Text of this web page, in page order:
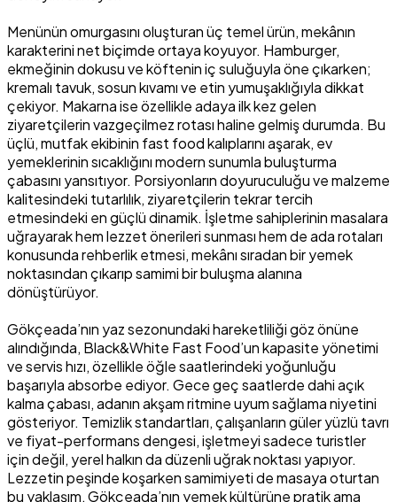
Menünün omurgasını oluşturan üç temel ürün, mekânın
karakterini net biçimde ortaya koyuyor. Hamburger,
ekmeğinin dokusu ve köftenin iç suluğuyla öne çıkarken;
kremalı tavuk, sosun kıvamı ve etin yumuşaklığıyla dikkat
çekiyor. Makarna ise özellikle adaya ilk kez gelen
ziyaretçilerin vazgeçilmez rotası haline gelmiş durumda. Bu
üçlü, mutfak ekibinin fast food kalıplarını aşarak, ev
yemeklerinin sıcaklığını modern sunumla buluşturma
çabasını yansıtıyor. Porsiyonların doyuruculuğu ve malzeme
kalitesindeki tutarlılık, ziyaretçilerin tekrar tercih
etmesindeki en güçlü dinamik. İşletme sahiplerinin masalara
uğrayarak hem lezzet önerileri sunması hem de ada rotaları
konusunda rehberlik etmesi, mekânı sıradan bir yemek
noktasından çıkarıp samimi bir buluşma alanına
dönüştürüyor.
Gökçeada’nın yaz sezonundaki hareketliliği göz önüne
alındığında, Black&White Fast Food’un kapasite yönetimi
ve servis hızı, özellikle öğle saatlerindeki yoğunluğu
başarıyla absorbe ediyor. Gece geç saatlerde dahi açık
kalma çabası, adanın akşam ritmine uyum sağlama niyetini
gösteriyor. Temizlik standartları, çalışanların güler yüzlü tavrı
ve fiyat-performans dengesi, işletmeyi sadece turistler
için değil, yerel halkın da düzenli uğrak noktası yapıyor.
Lezzetin peşinde koşarken samimiyeti de masaya oturtan
bu yaklaşım, Gökçeada’nın yemek kültürüne pratik ama